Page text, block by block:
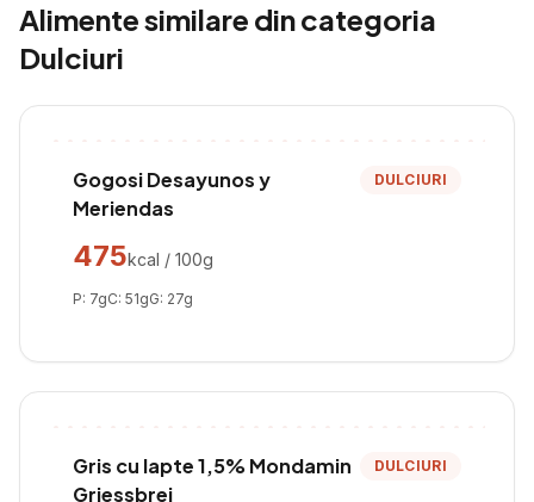
Alimente similare din categoria
Dulciuri
Gogosi Desayunos y
Meriendas
DULCIURI
475kcal / 100g
P: 7gC: 51gG: 27g
Gris cu lapte 1,5% Mondamin
Griessbrei
DULCIURI